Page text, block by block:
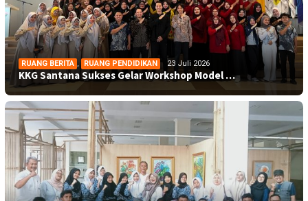
RUANG BERITA , RUANG PENDIDIKAN 23 Juli 2026
KKG Santana Sukses Gelar Workshop Model …